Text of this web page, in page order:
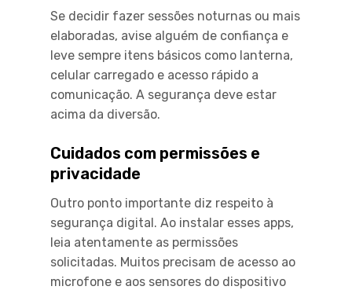
Se decidir fazer sessões noturnas ou mais
elaboradas, avise alguém de confiança e
leve sempre itens básicos como lanterna,
celular carregado e acesso rápido a
comunicação. A segurança deve estar
acima da diversão.
Cuidados com permissões e
privacidade
Outro ponto importante diz respeito à
segurança digital. Ao instalar esses apps,
leia atentamente as permissões
solicitadas. Muitos precisam de acesso ao
microfone e aos sensores do dispositivo